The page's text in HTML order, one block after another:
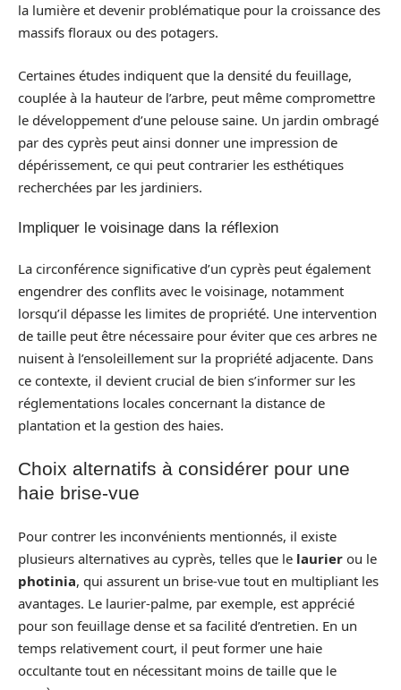
la lumière et devenir problématique pour la croissance des
massifs floraux ou des potagers.
Certaines études indiquent que la densité du feuillage,
couplée à la hauteur de l’arbre, peut même compromettre
le développement d’une pelouse saine. Un jardin ombragé
par des cyprès peut ainsi donner une impression de
dépérissement, ce qui peut contrarier les esthétiques
recherchées par les jardiniers.
Impliquer le voisinage dans la réflexion
La circonférence significative d’un cyprès peut également
engendrer des conflits avec le voisinage, notamment
lorsqu’il dépasse les limites de propriété. Une intervention
de taille peut être nécessaire pour éviter que ces arbres ne
nuisent à l’ensoleillement sur la propriété adjacente. Dans
ce contexte, il devient crucial de bien s’informer sur les
réglementations locales concernant la distance de
plantation et la gestion des haies.
Choix alternatifs à considérer pour une
haie brise-vue
Pour contrer les inconvénients mentionnés, il existe
plusieurs alternatives au cyprès, telles que le laurier ou le
photinia, qui assurent un brise-vue tout en multipliant les
avantages. Le laurier-palme, par exemple, est apprécié
pour son feuillage dense et sa facilité d’entretien. En un
temps relativement court, il peut former une haie
occultante tout en nécessitant moins de taille que le